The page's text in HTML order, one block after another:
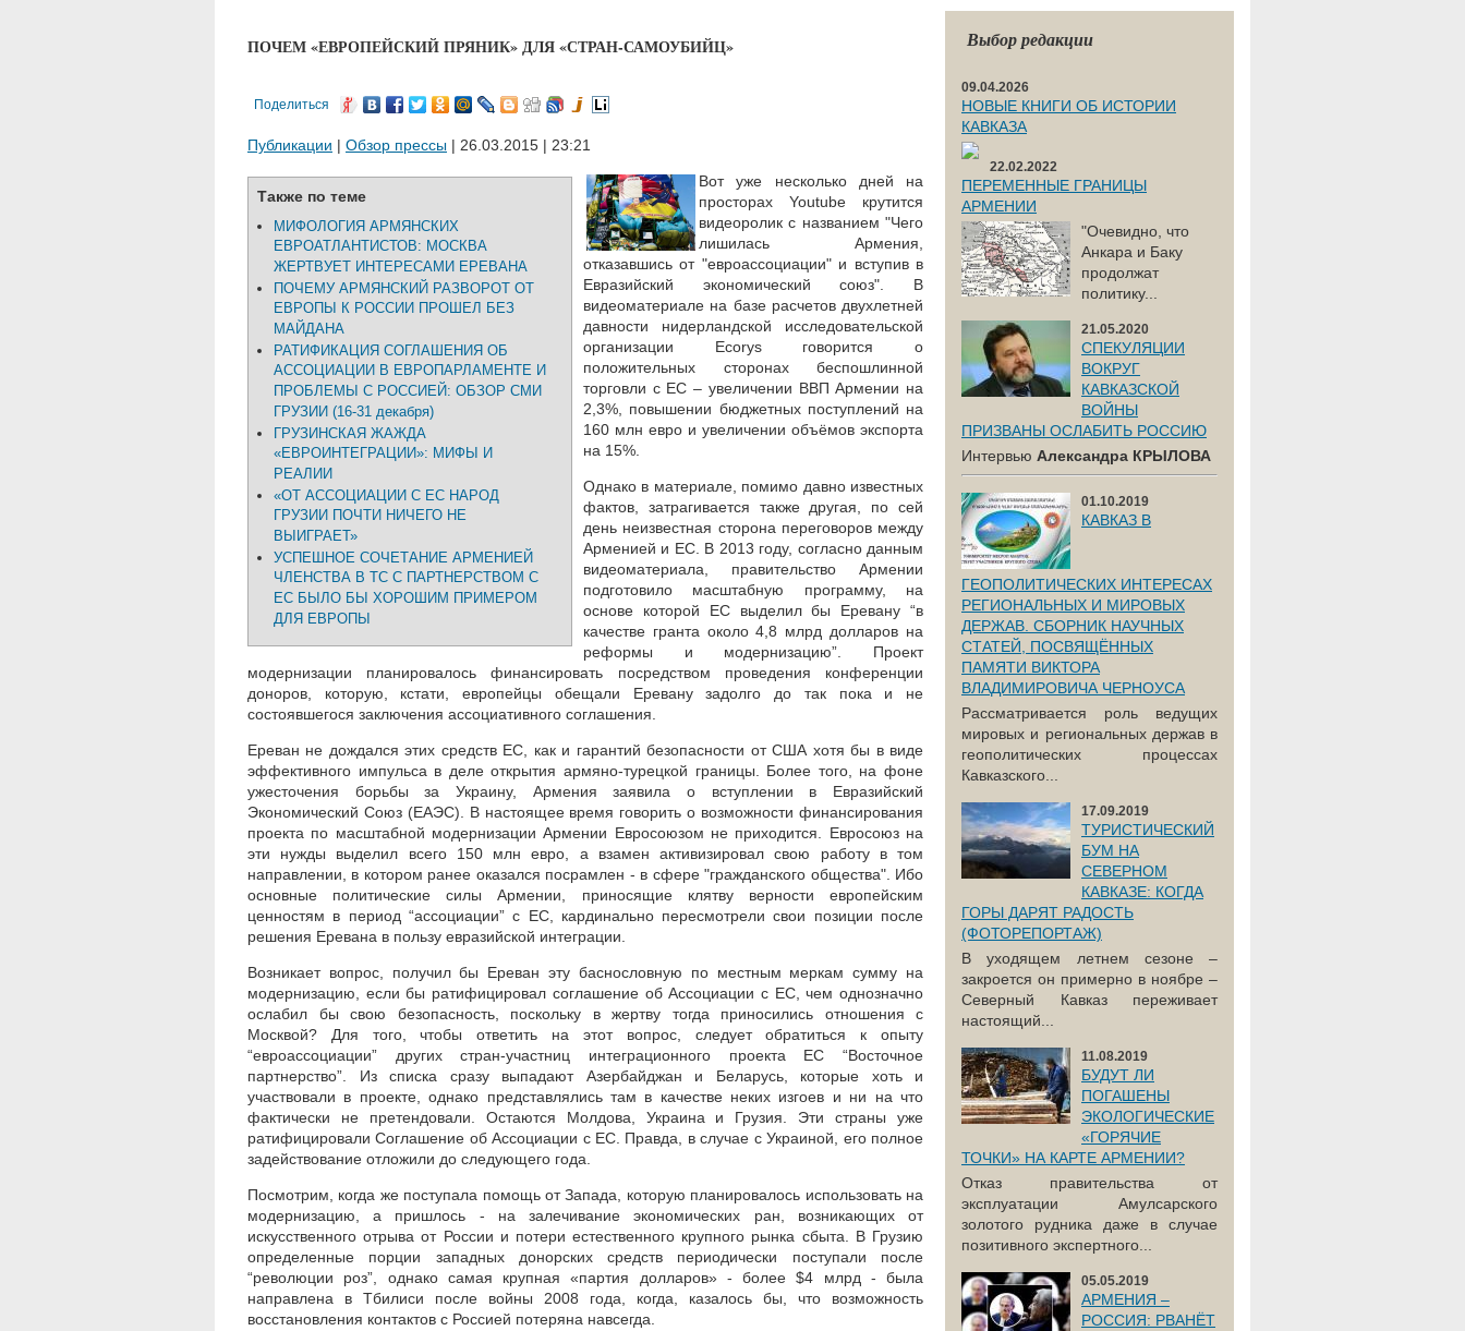
ПОЧЕМ «ЕВРОПЕЙСКИЙ ПРЯНИК» ДЛЯ «СТРАН-САМОУБИЙЦ»
Поделиться
Публикации | Обзор прессы | 26.03.2015 | 23:21
Также по теме
МИФОЛОГИЯ АРМЯНСКИХ
ЕВРОАТЛАНТИСТОВ: МОСКВА
ЖЕРТВУЕТ ИНТЕРЕСАМИ ЕРЕВАНА
ПОЧЕМУ АРМЯНСКИЙ РАЗВОРОТ ОТ
ЕВРОПЫ К РОССИИ ПРОШЕЛ БЕЗ
МАЙДАНА
РАТИФИКАЦИЯ СОГЛАШЕНИЯ ОБ
АССОЦИАЦИИ В ЕВРОПАРЛАМЕНТЕ И
ПРОБЛЕМЫ С РОССИЕЙ: ОБЗОР СМИ
ГРУЗИИ (16-31 декабря)
ГРУЗИНСКАЯ ЖАЖДА
«ЕВРОИНТЕГРАЦИИ»: МИФЫ И
РЕАЛИИ
«ОТ АССОЦИАЦИИ С ЕС НАРОД
ГРУЗИИ ПОЧТИ НИЧЕГО НЕ
ВЫИГРАЕТ»
УСПЕШНОЕ СОЧЕТАНИЕ АРМЕНИЕЙ
ЧЛЕНСТВА В ТС С ПАРТНЕРСТВОМ С
ЕС БЫЛО БЫ ХОРОШИМ ПРИМЕРОМ
ДЛЯ ЕВРОПЫ
Вот уже несколько дней на
просторах Youtube крутится
видеоролик с названием "Чего
лишилась Армения,
отказавшись от "евроассоциации" и вступив в
Евразийский экономический союз". В
видеоматериале на базе расчетов двухлетней
давности нидерландской исследовательской
организации Ecorys говорится о
положительных сторонах беспошлинной
торговли с ЕС – увеличении ВВП Армении на
2,3%, повышении бюджетных поступлений на
160 млн евро и увеличении объёмов экспорта
на 15%.
Однако в материале, помимо давно известных
фактов, затрагивается также другая, по сей
день неизвестная сторона переговоров между
Арменией и ЕС. В 2013 году, согласно данным
видеоматериала, правительство Армении
подготовило масштабную программу, на
основе которой ЕС выделил бы Еревану “в
качестве гранта около 4,8 млрд долларов на
реформы и модернизацию”. Проект
модернизации планировалось финансировать посредством проведения конференции
доноров, которую, кстати, европейцы обещали Еревану задолго до так пока и не
состоявшегося заключения ассоциативного соглашения.
Ереван не дождался этих средств ЕС, как и гарантий безопасности от США хотя бы в виде
эффективного импульса в деле открытия армяно-турецкой границы. Более того, на фоне
ужесточения борьбы за Украину, Армения заявила о вступлении в Евразийский
Экономический Союз (ЕАЭС). В настоящее время говорить о возможности финансирования
проекта по масштабной модернизации Армении Евросоюзом не приходится. Евросоюз на
эти нужды выделил всего 150 млн евро, а взамен активизировал свою работу в том
направлении, в котором ранее оказался посрамлен - в сфере "гражданского общества". Ибо
основные политические силы Армении, приносящие клятву верности европейским
ценностям в период “ассоциации” с ЕС, кардинально пересмотрели свои позиции после
решения Еревана в пользу евразийской интеграции.
Возникает вопрос, получил бы Ереван эту баснословную по местным меркам сумму на
модернизацию, если бы ратифицировал соглашение об Ассоциации с ЕС, чем однозначно
ослабил бы свою безопасность, поскольку в жертву тогда приносились отношения с
Москвой? Для того, чтобы ответить на этот вопрос, следует обратиться к опыту
“евроассоциации” других стран-участниц интеграционного проекта ЕС “Восточное
партнерство”. Из списка сразу выпадают Азербайджан и Беларусь, которые хоть и
участвовали в проекте, однако представлялись там в качестве неких изгоев и ни на что
фактически не претендовали. Остаются Молдова, Украина и Грузия. Эти страны уже
ратифицировали Соглашение об Ассоциации с ЕС. Правда, в случае с Украиной, его полное
задействование отложили до следующего года.
Посмотрим, когда же поступала помощь от Запада, которую планировалось использовать на
модернизацию, а пришлось - на залечивание экономических ран, возникающих от
искусственного отрыва от России и потери естественного крупного рынка сбыта. В Грузию
определенные порции западных донорских средств периодически поступали после
“революции роз”, однако самая крупная «партия долларов» - более $4 млрд - была
направлена в Тбилиси после войны 2008 года, когда, казалось бы, что возможность
восстановления контактов с Россией потеряна навсегда.
Выбор редакции
09.04.2026
НОВЫЕ КНИГИ ОБ ИСТОРИИ
КАВКАЗА
22.02.2022
ПЕРЕМЕННЫЕ ГРАНИЦЫ
АРМЕНИИ
"Очевидно, что
Анкара и Баку
продолжат
политику...
21.05.2020
СПЕКУЛЯЦИИ
ВОКРУГ
КАВКАЗСКОЙ
ВОЙНЫ
ПРИЗВАНЫ ОСЛАБИТЬ РОССИЮ
Интервью Александра КРЫЛОВА
01.10.2019
КАВКАЗ В
ГЕОПОЛИТИЧЕСКИХ ИНТЕРЕСАХ
РЕГИОНАЛЬНЫХ И МИРОВЫХ
ДЕРЖАВ. СБОРНИК НАУЧНЫХ
СТАТЕЙ, ПОСВЯЩЁННЫХ
ПАМЯТИ ВИКТОРА
ВЛАДИМИРОВИЧА ЧЕРНОУСА
Рассматривается роль ведущих
мировых и региональных держав в
геополитических процессах
Кавказского...
17.09.2019
ТУРИСТИЧЕСКИЙ
БУМ НА
СЕВЕРНОМ
КАВКАЗЕ: КОГДА
ГОРЫ ДАРЯТ РАДОСТЬ
(ФОТОРЕПОРТАЖ)
В уходящем летнем сезоне –
закроется он примерно в ноябре –
Северный Кавказ переживает
настоящий...
11.08.2019
БУДУТ ЛИ
ПОГАШЕНЫ
ЭКОЛОГИЧЕСКИЕ
«ГОРЯЧИЕ
ТОЧКИ» НА КАРТЕ АРМЕНИИ?
Отказ правительства от
эксплуатации Амулсарского
золотого рудника даже в случае
позитивного экспертного...
05.05.2019
АРМЕНИЯ –
РОССИЯ: РВАНЁТ